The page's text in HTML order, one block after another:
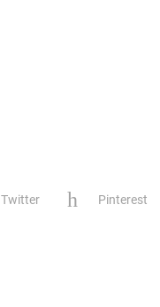
Twitter Pinterest